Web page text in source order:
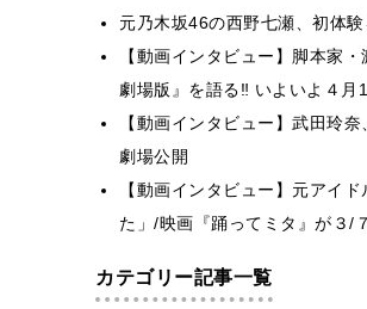
元乃木坂46の西野七瀬、初体
【動画インタビュー】脚本家
劇場版』を語る‼ いよいよ４月
【動画インタビュー】武田玲
劇場公開
【動画インタビュー】元アイ
た」/映画『踊ってミタ』が３/
カテゴリー記事一覧